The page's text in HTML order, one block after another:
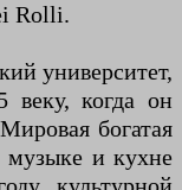
Rolli.
университет,
веку, когда он
богатая
музыке и кухне